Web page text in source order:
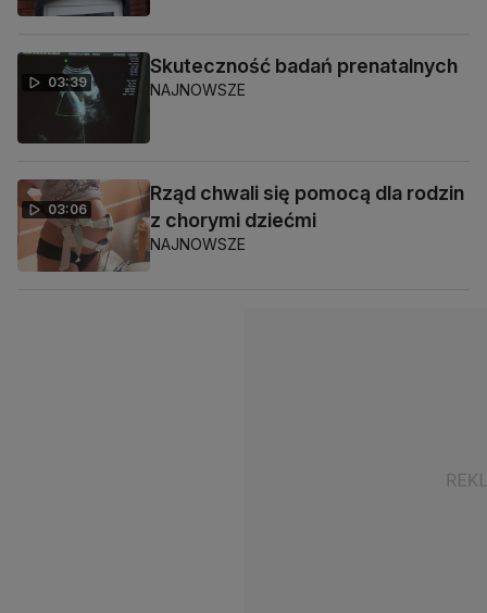
03:39
Skuteczność badań prenatalnych
NAJNOWSZE
03:06
Rząd chwali się pomocą dla rodzin
z chorymi dziećmi
NAJNOWSZE